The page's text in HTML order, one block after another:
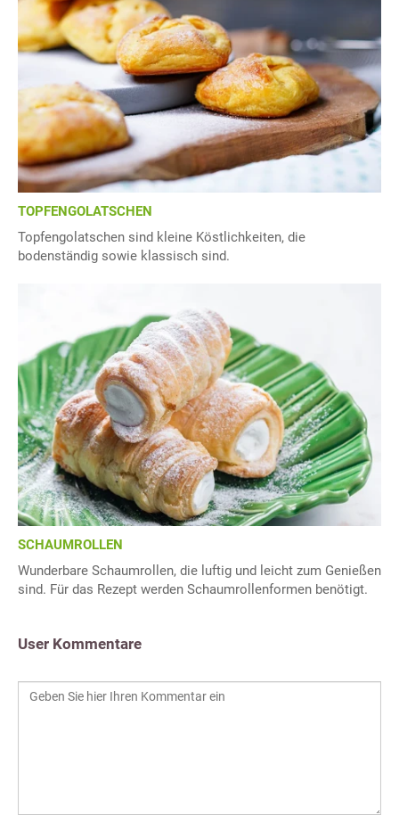
TOPFENGOLATSCHEN
Topfengolatschen sind kleine Köstlichkeiten, die
bodenständig sowie klassisch sind.
SCHAUMROLLEN
Wunderbare Schaumrollen, die luftig und leicht zum Genießen
sind. Für das Rezept werden Schaumrollenformen benötigt.
User Kommentare